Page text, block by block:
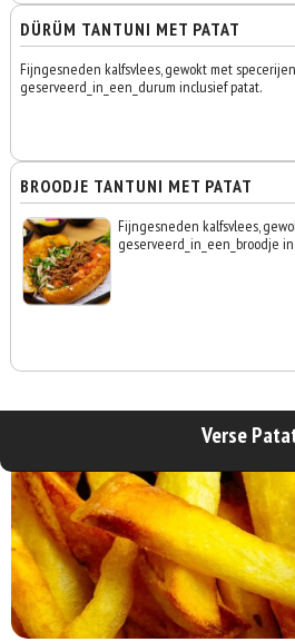
DÜRÜM TANTUNI MET PATAT
Fijngesneden kalfsvlees, gewokt met
geserveerd_in_een_durum inclusief patat.
BROODJE TANTUNI MET PATAT
Fijngesneden kalfsvlees,
geserveerd_in_een_broodje
Verse